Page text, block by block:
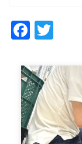
Facebook